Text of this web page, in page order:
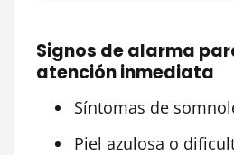
Signos de alarma
atención inmediata
Síntomas de
Piel azulosa o